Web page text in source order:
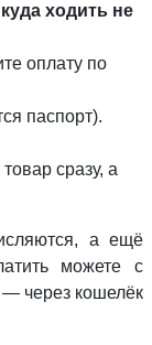
ходить не
оплату по
паспорт).
сразу, а
а ещё
можете с
через кошелёк